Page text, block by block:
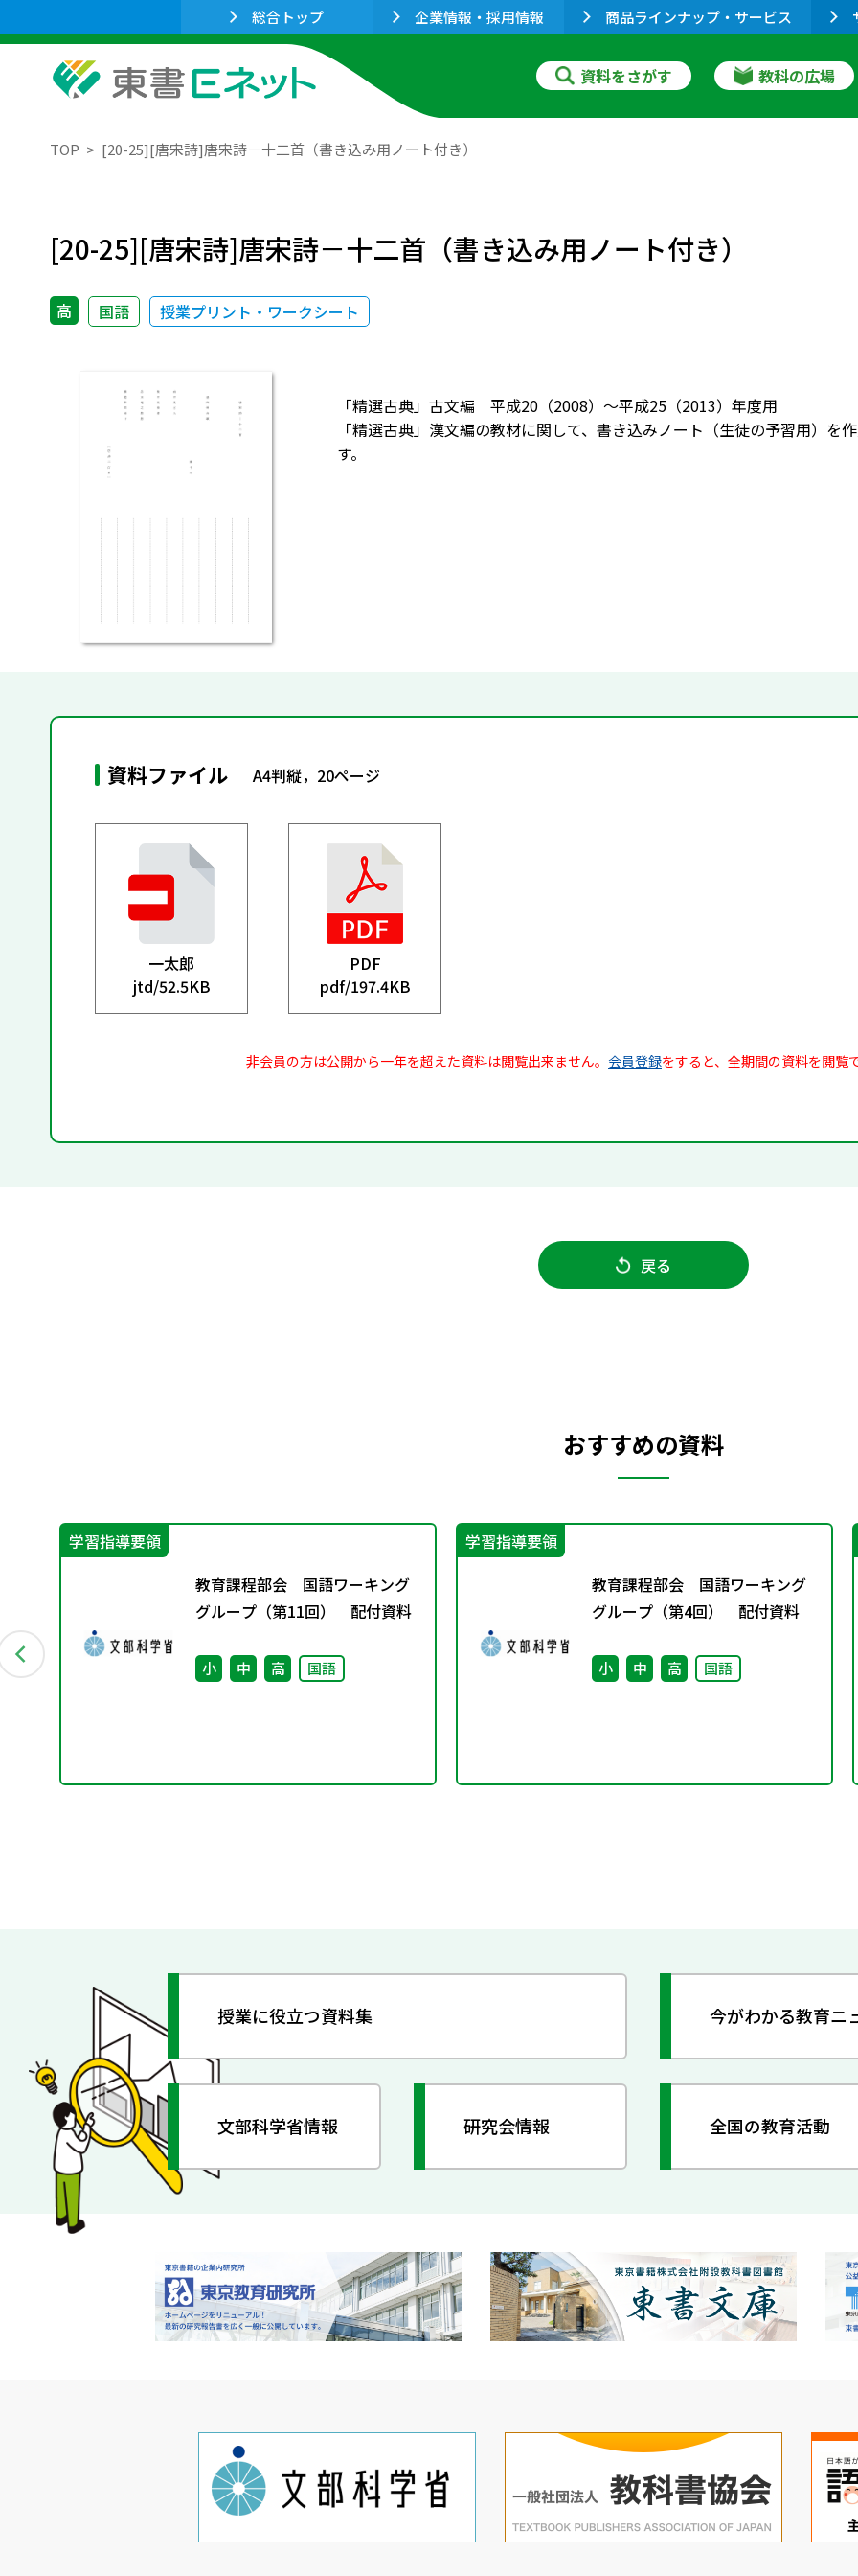
総合トップ 企業情報・採用情報 商品ラインナップ・サービス
資料をさがす 教科の広場
TOP [20-25][唐宋詩]唐宋詩－十二首（書き込み用ノート付き）
[20-25][唐宋詩]唐宋詩－十二首（書き込み用ノート付き）
高 国語 授業プリント・ワークシート
「精選古典」古文編 平成20（2008）～平成25（2013）年度用
「精選古典」漢文編の教材に関して、書き込みノート（生徒の予習用）
す。
資料ファイル A4判縦，20ページ
一太郎
jtd/52.5KB
PDF
pdf/197.4KB
非会員の方は公開から一年を超えた資料は閲覧出来ません。 会員登録をすると、全期間の資料を閲覧
戻る
おすすめの資料
学習指導要領
教育課程部会 国語ワーキング
グループ（第11回） 配付資料
小 中 高 国語
学習指導要領
教育課程部会 国語ワーキング
グループ（第4回） 配付資料
小 中 高 国語
授業に役立つ資料集 今がわかる教育ニ
文部科学省情報 研究会情報 全国の教育活動